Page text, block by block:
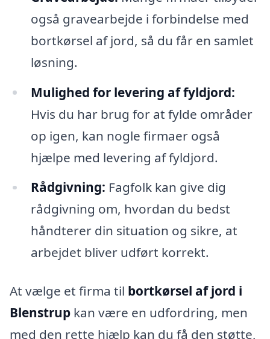
også gravearbejde i forbindelse med
bortkørsel af jord, så du får en samlet
løsning.
Mulighed for levering af fyldjord:
Hvis du har brug for at fylde områder
op igen, kan nogle firmaer også
hjælpe med levering af fyldjord.
Rådgivning: Fagfolk kan give dig
rådgivning om, hvordan du bedst
håndterer din situation og sikre, at
arbejdet bliver udført korrekt.
At vælge et firma til bortkørsel af jord i
Blenstrup kan være en udfordring, men
med den rette hjælp kan du få den støtte,